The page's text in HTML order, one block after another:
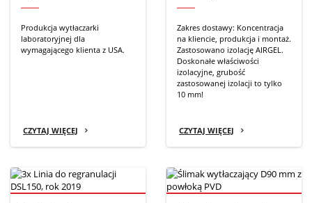
Produkcja wytłaczarki
laboratoryjnej dla
wymagającego klienta z USA.
CZYTAJ WIĘCEJ
Zakres dostawy: Koncentracja
na kliencie, produkcja i montaż.
Zastosowano izolację AIRGEL.
Doskonałe właściwości
izolacyjne, grubość
zastosowanej izolacji to tylko
10 mm!
CZYTAJ WIĘCEJ